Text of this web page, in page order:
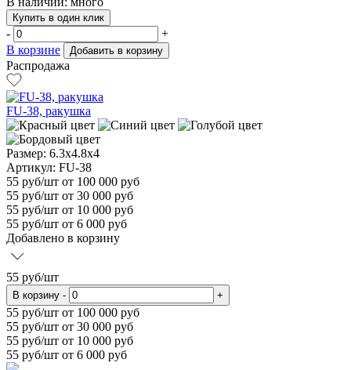
Купить в один клик
-
+
В корзине
Добавить в корзину
Распродажа
FU-38, ракушка
Размер: 6.3x4.8x4
Артикул: FU-38
55 руб/шт от 100 000 руб
55 руб/шт от 30 000 руб
55 руб/шт от 10 000 руб
55 руб/шт от 6 000 руб
Добавлено в корзину
55 руб/шт
В корзину - +
55 руб/шт от 100 000 руб
55 руб/шт от 30 000 руб
55 руб/шт от 10 000 руб
55 руб/шт от 6 000 руб